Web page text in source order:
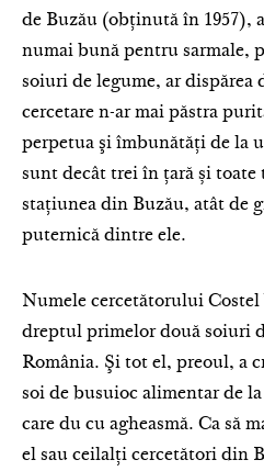
de Buzău (obţinută în 1957),
numai bună pentru sarmale,
soiuri de legume, ar dispărea
cercetare n-ar mai păstra
perpetua şi îmbunătăţi de la
sunt decât trei în ţară și toate
stațiunea din Buzău, atât de
puternică dintre ele.
Numele cercetătorului Costel
dreptul pri­melor două soiuri
România. Şi tot el, preoul, a
soi de busuioc alimentar de
care du cu agheasmă. Ca să
el sau ceilalţi cercetători din